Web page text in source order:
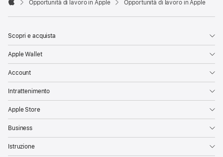
Opportunità di lavoro in Apple Opportunità di lavoro in Apple
Scopri e acquista
Apple Wallet
Account
Intrattenimento
Apple Store
Business
Istruzione